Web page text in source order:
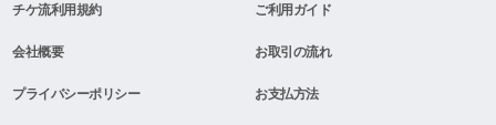
チケ流利用規約 ご利用ガイド
会社概要 お取引の流れ
プライバシーポリシー お支払方法